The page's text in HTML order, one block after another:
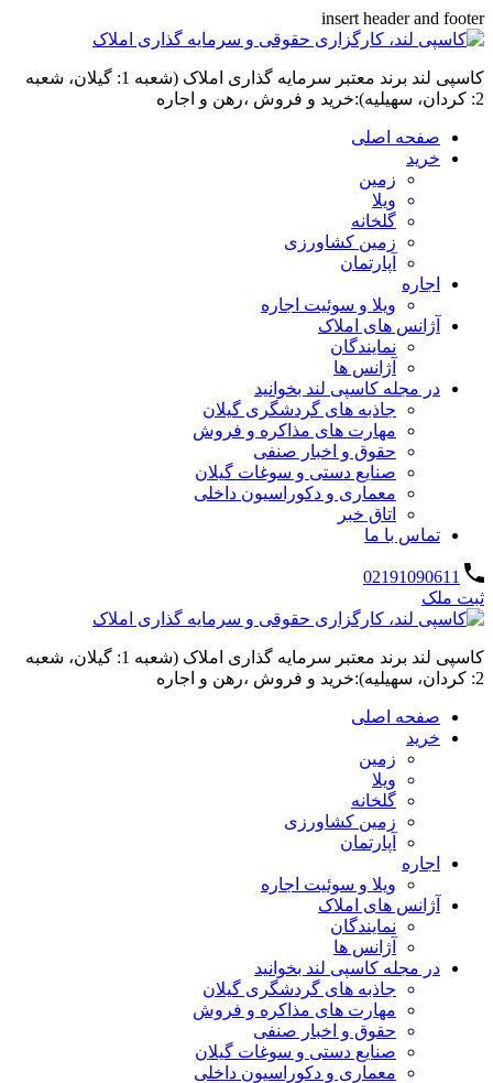
insert header and footer
کاسپی لند برند معتبر سرمایه گذاری املاک (شعبه 1: گیلان، شعبه
2: کردان، سهیلیه):خرید و فروش ،رهن و اجاره
صفحه اصلی
خرید
زمین
ویلا
گلخانه
زمین کشاورزی
آپارتمان
اجاره
ویلا و سوئیت اجاره
آژانس های املاک
نمایندگان
آژانس ها
در مجله کاسپی لند بخوانید
جاذبه های گردشگری گیلان
مهارت های مذاکره و فروش
حقوق و اخبار صنفی
صنایع دستی و سوغات گیلان
معماری و دکوراسیون داخلی
اتاق خبر
تماس با ما
02191090611
ثبت ملک
کاسپی لند برند معتبر سرمایه گذاری املاک (شعبه 1: گیلان، شعبه
2: کردان، سهیلیه):خرید و فروش ،رهن و اجاره
صفحه اصلی
خرید
زمین
ویلا
گلخانه
زمین کشاورزی
آپارتمان
اجاره
ویلا و سوئیت اجاره
آژانس های املاک
نمایندگان
آژانس ها
در مجله کاسپی لند بخوانید
جاذبه های گردشگری گیلان
مهارت های مذاکره و فروش
حقوق و اخبار صنفی
صنایع دستی و سوغات گیلان
معماری و دکوراسیون داخلی